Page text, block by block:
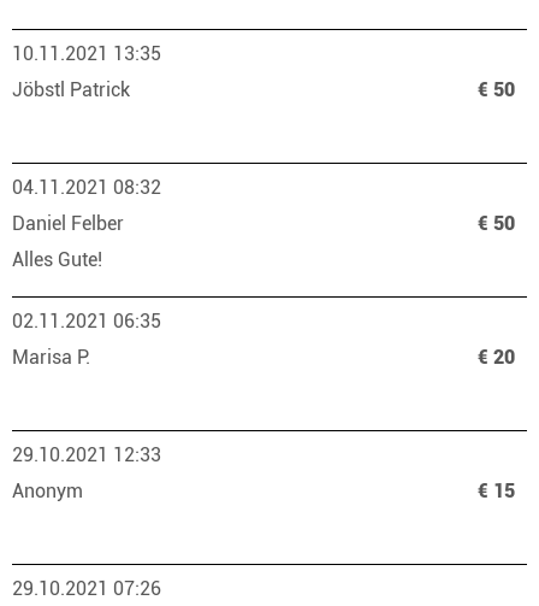
10.11.2021 13:35
Jöbstl Patrick
€ 50
04.11.2021 08:32
Daniel Felber
€ 50
Alles Gute!
02.11.2021 06:35
Marisa P.
€ 20
29.10.2021 12:33
Anonym
€ 15
29.10.2021 07:26